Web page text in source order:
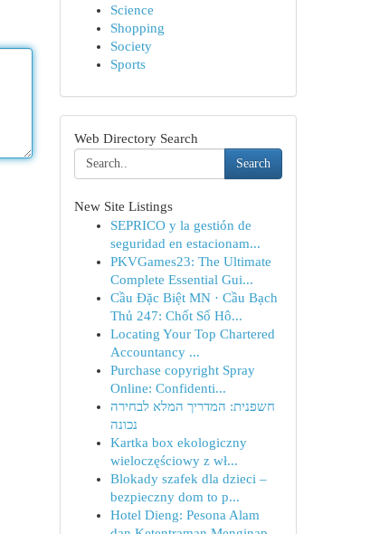
Science
Shopping
Society
Sports
Web Directory Search
Search
New Site Listings
SEPRICO y la gestión de
seguridad en estacionam...
PKVGames23: The Ultimate
Complete Essential Gui...
Cầu Đặc Biệt MN · Cầu Bạch
Thủ 247: Chốt Số Hô...
Locating Your Top Chartered
Accountancy ...
Purchase copyright Spray
Online: Confidenti...
חשפנית: המדריך המלא לבחירה
נכונה
Kartka box ekologiczny
wieloczęściowy z wł...
Blokady szafek dla dzieci –
bezpieczny dom to p...
Hotel Dieng: Pesona Alam